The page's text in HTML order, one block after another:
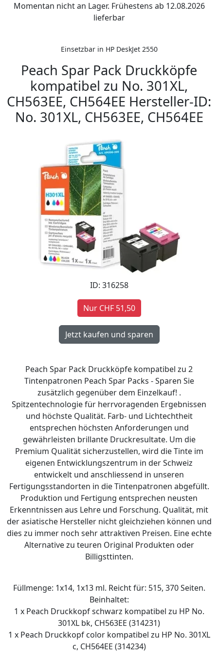
Momentan nicht an Lager. Frühestens ab 12.08.2026
lieferbar
Einsetzbar in HP DeskJet 2550
Peach Spar Pack Druckköpfe
kompatibel zu No. 301XL,
CH563EE, CH564EE Hersteller-ID:
No. 301XL, CH563EE, CH564EE
ID: 316258
Nur CHF 51,50
Peach Spar Pack Druckköpfe kompatibel zu 2
Tintenpatronen Peach Spar Packs - Sparen Sie
zusätzlich gegenüber dem Einzelkauf! .
Spitzentechnologie für herrvoragenden Ergebnissen
und höchste Qualität. Farb- und Lichtechtheit
entsprechen höchsten Anforderungen und
gewährleisten brillante Druckresultate. Um die
Premium Qualität sicherzustellen, wird die Tinte im
eigenen Entwicklungszentrum in der Schweiz
entwickelt und anschliessend in unseren
Fertigungsstandorten in die Tintenpatronen abgefüllt.
Produktion und Fertigung entsprechen neusten
Erkenntnissen aus Lehre und Forschung. Qualität, mit
der asiatische Hersteller nicht gleichziehen können und
dies zu immer noch sehr attraktiven Preisen. Eine echte
Alternative zu teuren Original Produkten oder
Billigsttinten.
Füllmenge: 1x14, 1x13 ml. Reicht für: 515, 370 Seiten.
Beinhaltet:
1 x Peach Druckkopf schwarz kompatibel zu HP No.
301XL bk, CH563EE (314231)
1 x Peach Druckkopf color kompatibel zu HP No. 301XL
c, CH564EE (314234)